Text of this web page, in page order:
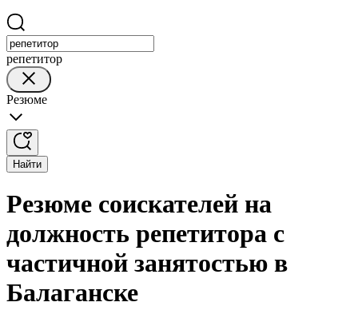
репетитор
Резюме
Найти
Резюме соискателей на
должность репетитора с
частичной занятостью в
Балаганске